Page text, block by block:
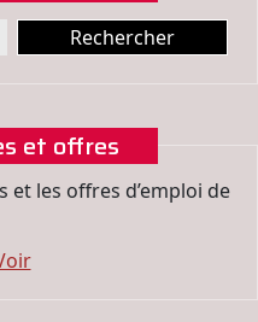
et offres
et les offres d’emploi de